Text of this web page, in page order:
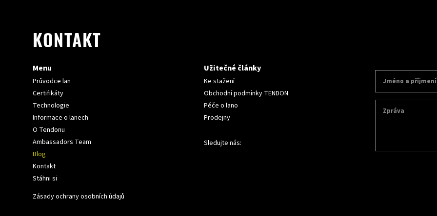
KONTAKT
Menu
Průvodce lan
Certifikáty
Technologie
Informace o lanech
O Tendonu
Ambassadors Team
Blog
Kontakt
Stáhni si
Zásady ochrany osobních údajů
Užitečné články
Ke stažení
Obchodní podmínky TENDON
Péče o lano
Prodejny
Sledujte nás: